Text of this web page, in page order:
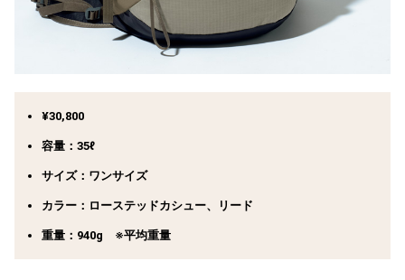
¥30,800
容量：35ℓ
サイズ：ワンサイズ
カラー：ローステッドカシュー、リード
重量：940g ※平均重量